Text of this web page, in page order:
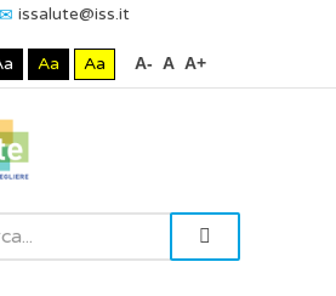
issalute@iss.it
Aa Aa A- A A+